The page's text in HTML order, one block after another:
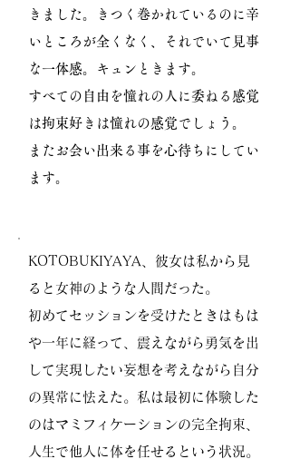
きました。きつく巻かれているのに辛
いところが全くなく、それでいて見事
な一体感。キュンときます。
すべての自由を憧れの人に委ねる感覚
は拘束好きは憧れの感覚でしょう。
またお会い出来る事を心待ちにしてい
ます。
KOTOBUKIYAYA、彼女は私から見
ると女神のような人間だった。
初めてセッションを受けたときはもは
や一年に経って、震えながら勇気を出
して実現したい妄想を考えながら自分
の異常に怯えた。私は最初に体験した
のはマミフィケーションの完全拘束、
人生で他人に体を任せるという状況。